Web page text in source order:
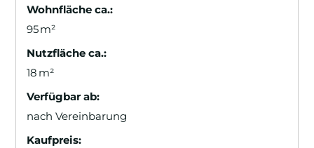
Wohnfläche ca.:
95 m²
Nutzfläche ca.:
18 m²
Verfügbar ab:
nach Vereinbarung
Kaufpreis: